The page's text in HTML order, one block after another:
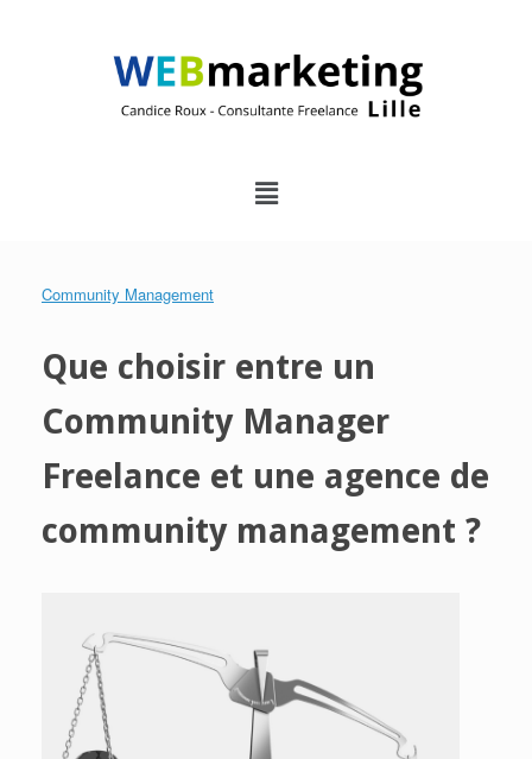
Community Management
Que choisir entre un
Community Manager
Freelance et une agence de
community management ?